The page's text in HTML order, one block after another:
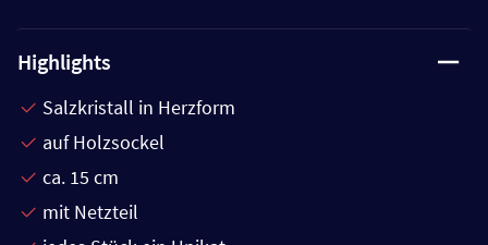
Highlights
Salzkristall in Herzform
auf Holzsockel
ca. 15 cm
mit Netzteil